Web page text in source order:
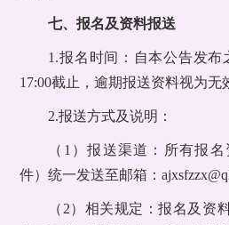
七、报名及资料报送
1.报名时间：自本公告发布
17:00截止，逾期报送资料视为无
2.报送方式及说明：
（1）报送渠道：所有报
件）统一发送至邮箱：
（2）相关规定：报名及资